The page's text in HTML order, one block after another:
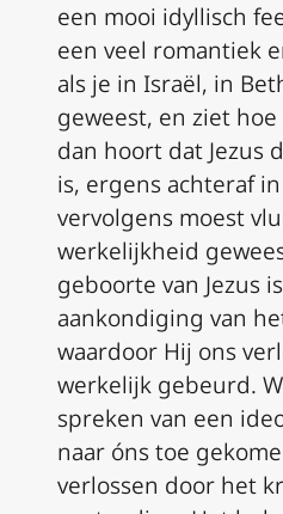
een mooi idyllisch
een veel romantiek
als je in Israël, in
geweest, en ziet
dan hoort dat Jezus
is, ergens achteraf
vervolgens moest
werkelijkheid
geboorte van Jezus is
aankondiging van
waardoor Hij ons
werkelijk gebeurd.
spreken van een
naar óns toe
verlossen door het